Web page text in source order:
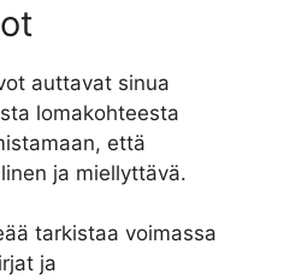
auttavat sinua
lomakohteesta
että
ja miellyttävä.
tarkistaa voimassa
ja